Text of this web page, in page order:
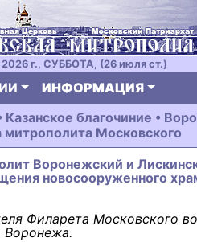
2026 г., СУББОТА, (26 июля ст.)
ИНФОРМАЦИЯ
благочиние •
митрополита Московского
Воронежский и
новосооруженного
Филарета Московского
Воронежа.